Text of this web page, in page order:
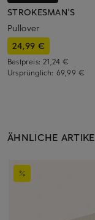
STROKESMAN'S
Pullover
24,99 €
Bestpreis:21,24 €
Ursprünglich: 69,99 €
ÄHNLICHE